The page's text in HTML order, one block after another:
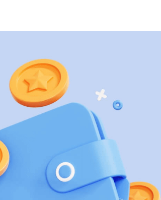
platformie Loyalty Starter myślą jej